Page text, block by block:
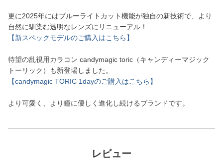
更に2025年にはブルーライトカット機能が独自の新技術で、より
自然に馴染む透明なレンズにリニューアル！
【新スペックモデルのご購入はこちら】
待望の乱視用カラコン candymagic toric（キャンディーマジック
トーリック）も新登場しました。
【candymagic TORIC 1dayのご購入はこちら】
より可愛く、より瞳に優しく進化し続けるブランドです。
レビュー